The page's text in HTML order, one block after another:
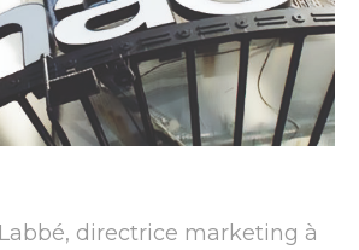
directrice marketing à